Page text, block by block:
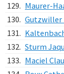
129. Maurer-
130. Gutzwiller
131.
132. Sturm
133. Maciel